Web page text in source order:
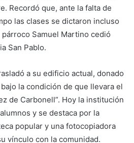
Recordó que, ante la falta de
las clases se dictaron incluso
Samuel Martino cedió
San Pablo.
a su edificio actual, donado
la condición de que llevara el
de Carbonell”. Hoy la institución
y se destaca por la
popular y una fotocopiadora
vínculo con la comunidad.